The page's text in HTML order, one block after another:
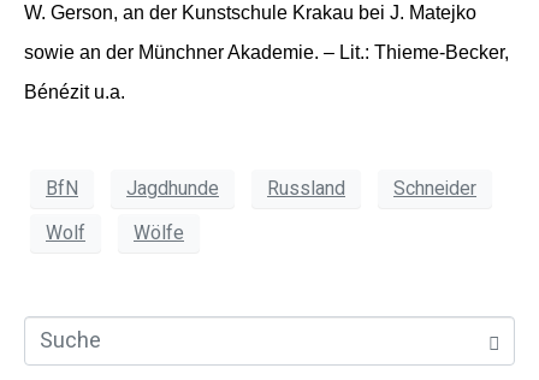
W. Gerson, an der Kunstschule Krakau bei J. Matejko
sowie an der Münchner Akademie. – Lit.: Thieme-Becker,
Bénézit u.a.
BfN Jagdhunde Russland
Schneider
Wolf
Wölfe